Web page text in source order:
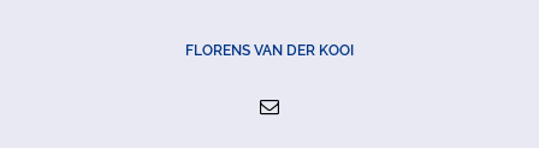
FLORENS VAN DER KOOI